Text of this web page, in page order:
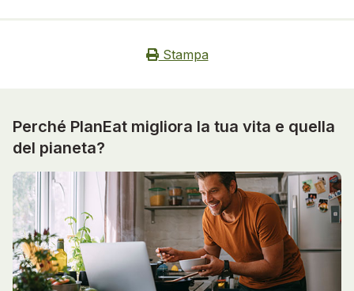
Stampa
Perché PlanEat migliora la tua vita e quella
del pianeta?